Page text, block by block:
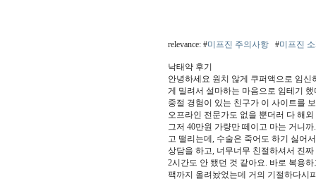
relevance: #미프진 주의사항 #미프진
낙태약 후기
안녕하세요 원치 않게 쿠퍼액으로 임
게 밀려서 설마하는 마음으로 임테기
중절 경험이 있는 친구가 이 사이트를
오프라인 전문가도 없을 뿐더러 다 해
그저 40만원 가량만 떼이고 마는 거니
고 떨리는데, 수술은 죽어도 하기 싫어
상담을 하고, 너무너무 친절하셔서 진
2시간도 안 됐던 것 같아요. 바로 복용
팩까지 올려놨었는데 거의 기절하다시